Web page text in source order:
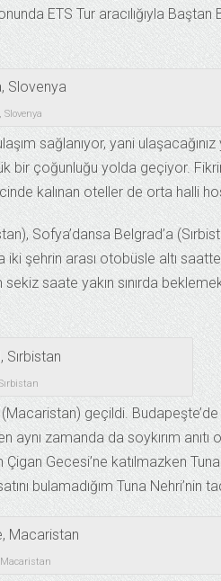
ETS Tur aracılığıyla Baştan
sağlanıyor, yani
bir çoğunluğu yolda geçiyor.
kalınan oteller de orta halli
Sofya’dansa Belgrad’a
şehrin arası otobüsle altı
saate yakın sınırda
geçildi. Budapeşte’de
zamanda da soykırım anıtı
Gecesi’ne katılmazken
bulamadığım Tuna Nehri’nin